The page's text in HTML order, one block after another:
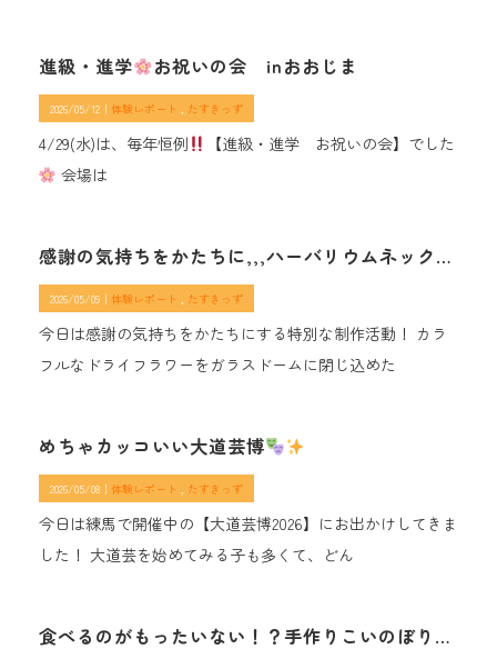
進級・進学 お祝いの会 inおおじま
2026/05/12｜ 体験レポート たすきっず
4/29(水)は、毎年恒例
【進級・進学 お祝いの会】でした
会場は
感謝の気持ちをかたちに,,,ハーバリウムネックレス作り
2026/05/09｜ 体験レポート たすきっず
今日は感謝の気持ちをかたちにする特別な制作活動！ カラ
フルなドライフラワーをガラスドームに閉じ込めた
めちゃカッコいい大道芸博
2026/05/08｜ 体験レポート たすきっず
今日は練馬で開催中の【大道芸博2026】にお出かけしてきま
した！ 大道芸を始めてみる子も多くて、どん
食べるのがもったいない！？手作りこいのぼりでお祝い